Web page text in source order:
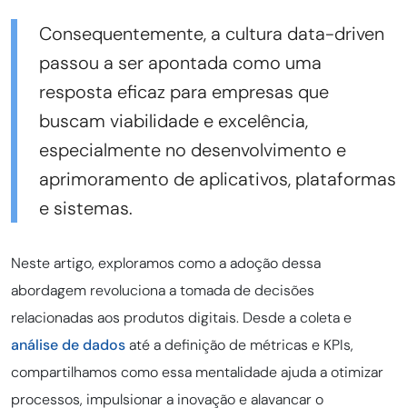
Consequentemente, a cultura data-driven
passou a ser apontada como uma
resposta eficaz para empresas que
buscam viabilidade e excelência,
especialmente no desenvolvimento e
aprimoramento de aplicativos, plataformas
e sistemas.
Neste artigo, exploramos como a adoção dessa
abordagem revoluciona a tomada de decisões
relacionadas aos produtos digitais. Desde a coleta e
análise de dadosaté a definição de métricas e KPIs,
compartilhamos como essa mentalidade ajuda a otimizar
processos, impulsionar a inovação e alavancar o